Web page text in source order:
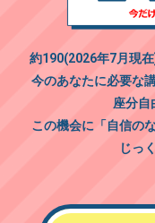
約190(2026年7月現
今のあなたに必要な
座分自
この機会に「自信の
じっ